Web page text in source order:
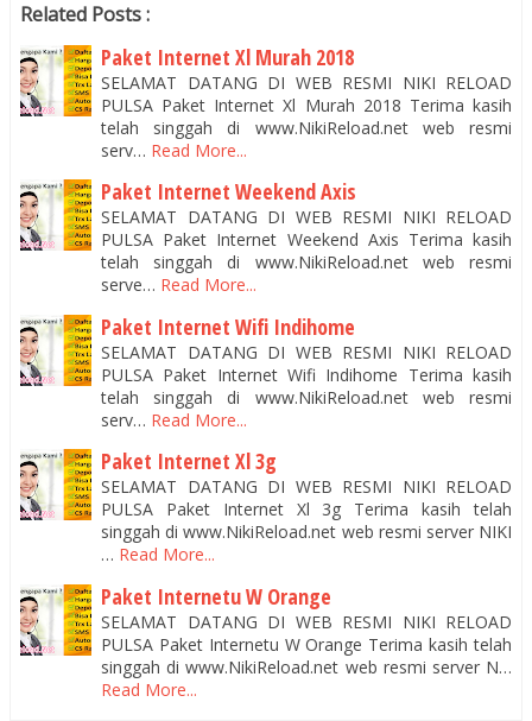
Related Posts :
Paket Internet Xl Murah 2018
SELAMAT DATANG DI WEB RESMI NIKI RELOAD
PULSA Paket Internet Xl Murah 2018 Terima kasih
telah singgah di www.NikiReload.net web resmi
serv… Read More...
Paket Internet Weekend Axis
SELAMAT DATANG DI WEB RESMI NIKI RELOAD
PULSA Paket Internet Weekend Axis Terima kasih
telah singgah di www.NikiReload.net web resmi
serve… Read More...
Paket Internet Wifi Indihome
SELAMAT DATANG DI WEB RESMI NIKI RELOAD
PULSA Paket Internet Wifi Indihome Terima kasih
telah singgah di www.NikiReload.net web resmi
serv… Read More...
Paket Internet Xl 3g
SELAMAT DATANG DI WEB RESMI NIKI RELOAD
PULSA Paket Internet Xl 3g Terima kasih telah
singgah di www.NikiReload.net web resmi server NIKI
… Read More...
Paket Internetu W Orange
SELAMAT DATANG DI WEB RESMI NIKI RELOAD
PULSA Paket Internetu W Orange Terima kasih telah
singgah di www.NikiReload.net web resmi server N…
Read More...